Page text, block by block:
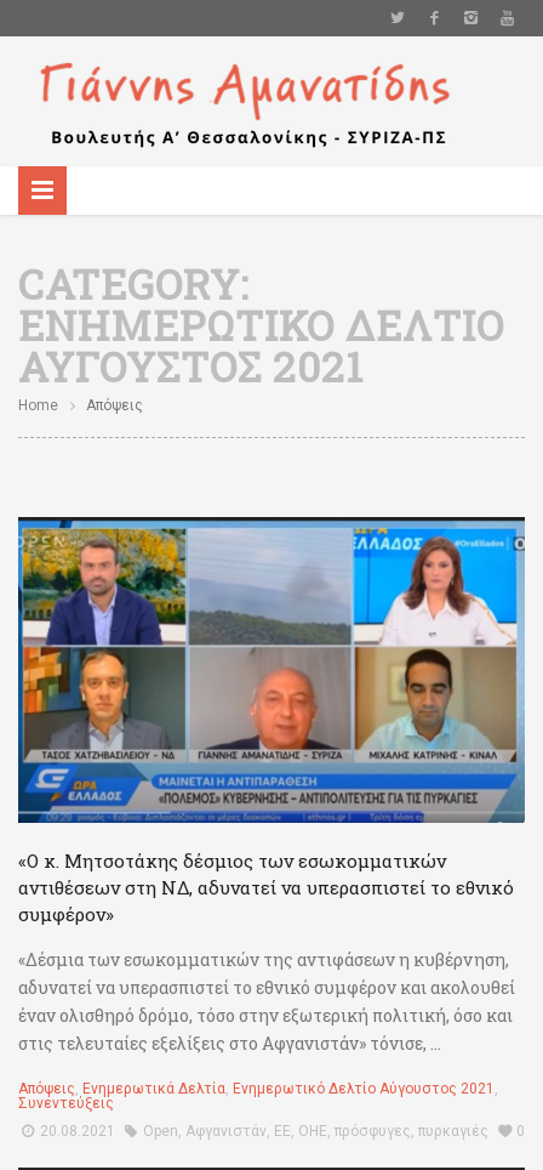
CATEGORY:
ΕΝΗΜΕΡΩΤΙΚΌ ΔΕΛΤΊΟ
ΑΎΓΟΥΣΤΟΣ 2021
Home Απόψεις
«Ο κ. Μητσοτάκης δέσμιος των εσωκομματικών
αντιθέσεων στη ΝΔ, αδυνατεί να υπερασπιστεί το εθνικό
συμφέρον»
«Δέσμια των εσωκομματικών της αντιφάσεων η κυβέρνηση,
αδυνατεί να υπερασπιστεί το εθνικό συμφέρον και ακολουθεί
έναν ολισθηρό δρόμο, τόσο στην εξωτερική πολιτική, όσο και
στις τελευταίες εξελίξεις στο Αφγανιστάν» τόνισε, ...
Απόψεις, Ενημερωτικά Δελτία, Ενημερωτικό Δελτίο Αύγουστος 2021 ,
Συνεντεύξεις
20.08.2021
Open, Αφγανιστάν, ΕΕ, ΟΗΕ, πρόσφυγες, πυρκαγιές 0